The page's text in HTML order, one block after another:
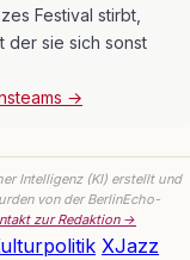
Festival stirbt,
der sie sich sonst
→
Intelligenz (KI) erstellt und
von der BerlinEcho-
zur Redaktion →
XJazz